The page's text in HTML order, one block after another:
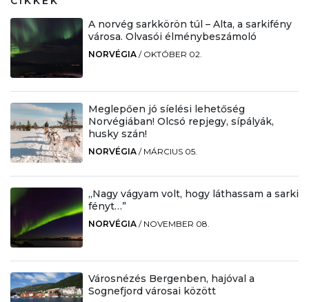
A norvég sarkkörön túl – Alta, a sarkifény
városa. Olvasói élménybeszámoló
NORVÉGIA / OKTÓBER 02.
Meglepően jó síelési lehetőség
Norvégiában! Olcsó repjegy, sípályák,
husky szán!
NORVÉGIA / MÁRCIUS 05.
„Nagy vágyam volt, hogy láthassam a sarki
fényt…”
NORVÉGIA / NOVEMBER 08.
Városnézés Bergenben, hajóval a
Sognefjord városai között